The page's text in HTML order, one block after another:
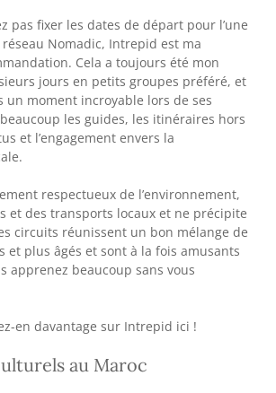
pas fixer les dates de départ pour l’une
Nomadic, Intrepid est ma
Cela a toujours été mon
jours en petits groupes préféré, et
un moment incroyable lors de ses
beaucoup les guides, les itinéraires hors
et l’engagement envers la
respectueux de l’environnement,
et des transports locaux et ne précipite
circuits réunissent un bon mélange de
et plus âgés et sont à la fois amusants
apprenez beaucoup sans vous
en davantage sur Intrepid ici !
au Maroc